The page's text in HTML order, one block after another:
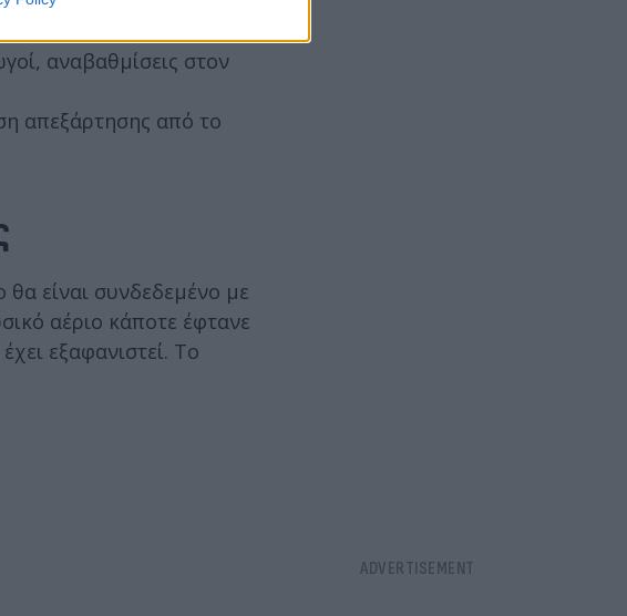
περίοδο 2029–2030.
αναβαθμίσεις στον
απεξάρτησης από το
θα είναι συνδεδεμένο με
αέριο κάποτε έφτανε
εξαφανιστεί. Το